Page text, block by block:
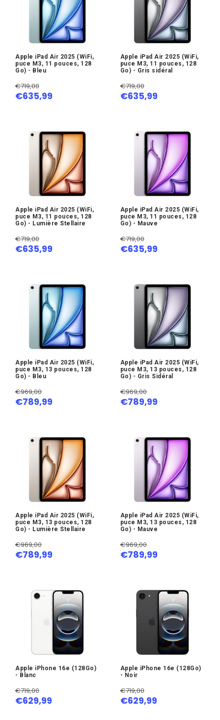
Apple iPad Air 2025 (WiFi,
puce M3, 11 pouces, 128
Go) - Bleu
€635,99
€719,00
Apple iPad Air 2025 (WiFi,
puce M3, 11 pouces, 128
Go) - Gris sidéral
€635,99
€719,00
Apple iPad Air 2025 (WiFi,
puce M3, 11 pouces, 128
Go) - Lumière Stellaire
€635,99
€719,00
Apple iPad Air 2025 (WiFi,
puce M3, 11 pouces, 128
Go) - Mauve
€635,99
€719,00
Apple iPad Air 2025 (WiFi,
puce M3, 13 pouces, 128
Go) - Bleu
€789,99
€969,00
Apple iPad Air 2025 (WiFi,
puce M3, 13 pouces, 128
Go) - Gris Sidéral
€789,99
€969,00
Apple iPad Air 2025 (WiFi,
puce M3, 13 pouces, 128
Go) - Lumière Stellaire
€789,99
€969,00
Apple iPad Air 2025 (WiFi,
puce M3, 13 pouces, 128
Go) - Mauve
€789,99
€969,00
Apple iPhone 16e (128Go)
- Blanc
€629,99
€719,00
Apple iPhone 16e (128Go)
- Noir
€629,99
€719,00